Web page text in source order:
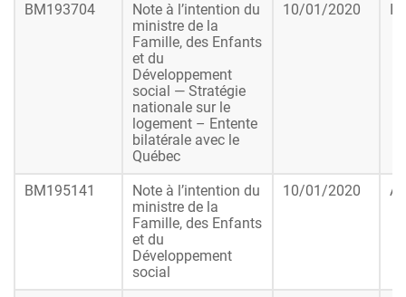
BM193704
Note à l’intention du
ministre de la
Famille, des Enfants
et du
Développement
social — Stratégie
nationale sur le
logement – Entente
bilatérale avec le
Québec
10/01/2020
BM195141
Note à l’intention du
ministre de la
Famille, des Enfants
et du
Développement
social
10/01/2020